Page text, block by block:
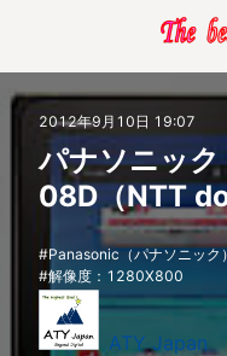
活
主
2012年9月10日 19:07
パナソニッ
08D（NTT
Panasonic（パナソニック
解像度：1280X800
ATY Japan